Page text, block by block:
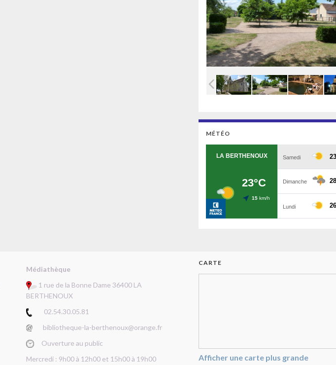
MÉTÉO
Médiathèque
1 rue de la Bonne Dame 36400 LA
BERTHENOUX
02.54.30.05.81
bibliotheque-la-berthenoux@orange.fr
Ouverture au public
Mercredi : 9h00 à 12h00 et 15h00 à 19h00
CARTE
Afficher une carte plus grande